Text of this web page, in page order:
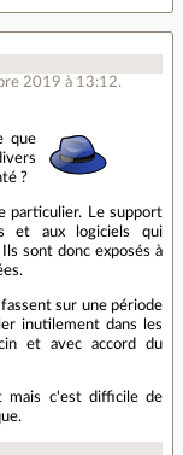
2019 à 13:12.
que
?
particulier. Le support
et aux logiciels qui
sont donc exposés à
sur une période
inutilement dans les
et avec accord du
mais c'est difficile de